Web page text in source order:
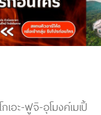
อะ-ฟูจิ-อุโมงค์เมเปิ้